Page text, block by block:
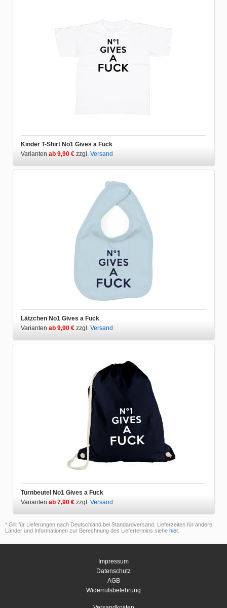
Kinder T-Shirt No1 Gives a Fuck
Varianten ab 9,90 € zzgl. Versand
Lätzchen No1 Gives a Fuck
Varianten ab 9,90 € zzgl. Versand
Turnbeutel No1 Gives a Fuck
Varianten ab 7,90 € zzgl. Versand
* Gilt für Lieferungen nach Deutschland bei Standardversand. Lieferzeiten für andere
Länder und Informationen zur Berechnung des Liefertermins siehe hier.
Impressum
Datenschutz
AGB
Widerrufsbelehrung